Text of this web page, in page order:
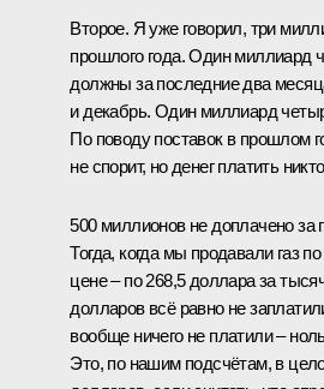
Второе. Я уже говорил, три
прошлого года. Один миллиард
должны за последние два
и декабрь. Один миллиард
По поводу поставок в прошлом
не спорит, но денег платить
500 миллионов не доплачено за
Тогда, когда мы продавали газ
цене – по 268,5 доллара за
долларов всё равно не
вообще ничего не платили –
Это, по нашим подсчётам, в